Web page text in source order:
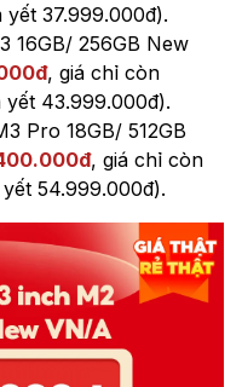
yết 37.999.000đ).
16GB/ 256GB New
, giá chỉ còn
yết 43.999.000đ).
Pro 18GB/ 512GB
, giá chỉ còn
54.999.000đ).